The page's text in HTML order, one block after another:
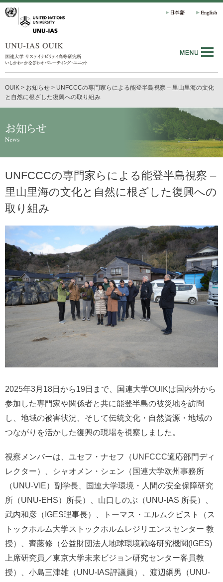
OUIK > お知らせ > UNFCCCの専門家らによる能登半島視察 – 里山里海の文化
と自然に根ざした復興への取り組み
UNFCCCの専門家らによる能登半島視察 –
里山里海の文化と自然に根ざした復興への
取り組み
2025年3月18日から19日まで、国連大学OUIKは国内外から
参加した専門家や関係者と共に能登半島の被災地を訪問
し、地域の被害状況、そして伝統文化・自然資源・地域の
つながりを活かした復興の現場を視察しました。
視察メンバーは、ユセフ・ナセフ（UNFCCC適応部門ディ
レクター）、シャオメン・シェン（国連大学欧州事務所
（UNU-VIE）副学長、国連大学環境・人間の安全保障研究
所（UNU-EHS）所長）、⼭⼝しのぶ（UNU-IAS 所⻑）、
武内和彦（IGES理事長）、トーマス・エルムクビスト（ス
トックホルム大学ストックホルムレジリエンスセンター 教
授）、齊藤修（公益財団法人地球環境戦略研究機関(IGES)
上席研究員／東京大学未来ビジョン研究センター客員教
授）、小島三津雄（UNU-IAS評議員）、渡辺綱男（UNU-